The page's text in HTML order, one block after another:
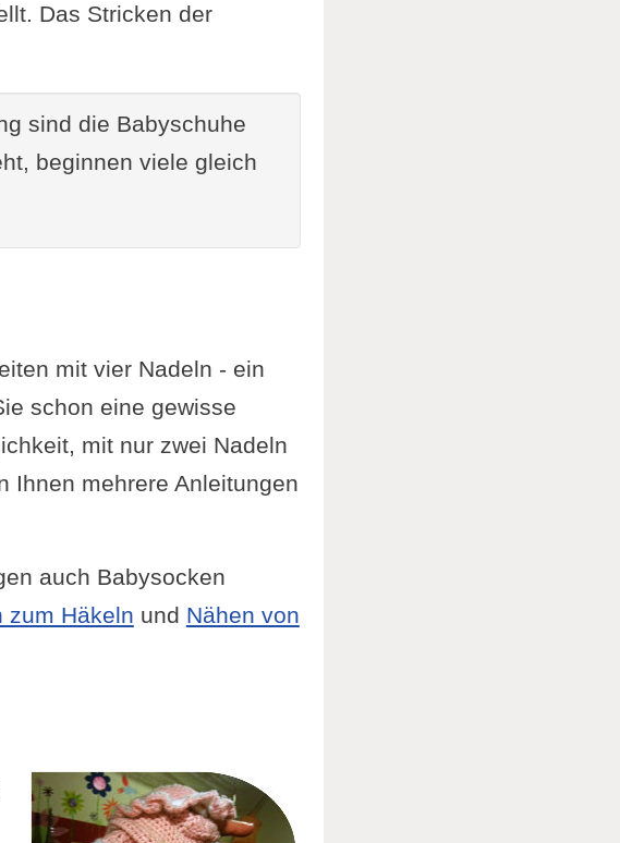
Das Stricken der
sind die Babyschuhe
beginnen viele gleich
mit vier Nadeln - ein
schon eine gewisse
mit nur zwei Nadeln
Ihnen mehrere Anleitungen
auch Babysocken
zum Häkeln und Nähen von